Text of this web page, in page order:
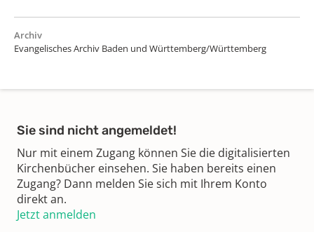
Archiv
Evangelisches Archiv Baden und Württemberg/Württemberg
Sie sind nicht angemeldet!
Nur mit einem Zugang können Sie die digitalisierten
Kirchenbücher einsehen. Sie haben bereits einen
Zugang? Dann melden Sie sich mit Ihrem Konto
direkt an.
Jetzt anmelden